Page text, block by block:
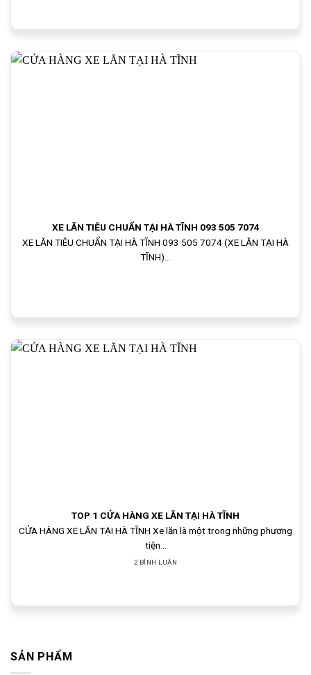
XE LĂN TIÊU CHUẨN TẠI HÀ TĨNH 093 505 7074
XE LĂN TIÊU CHUẨN TẠI HÀ TĨNH 093 505 7074 (XE LĂN TẠI HÀ
TĨNH)...
TOP 1 CỬA HÀNG XE LĂN TẠI HÀ TĨNH
CỬA HÀNG XE LĂN TẠI HÀ TĨNH Xe lăn là một trong những phương
tiện...
2 BÌNH LUẬN
SẢN PHẨM